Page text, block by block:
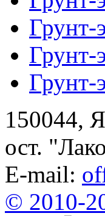
150044,
ост.
E-mail:
© 2010-